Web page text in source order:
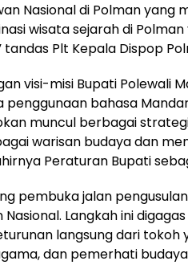
Nasional di Polman yang
wisata sejarah di
Plt Kepala Dispop
visi-misi Bupati Polewali
penggunaan bahasa
muncul berbagai
warisan budaya dan
Peraturan Bupati
pembuka jalan
Langkah ini
langsung dari tokoh
dan pemerhati